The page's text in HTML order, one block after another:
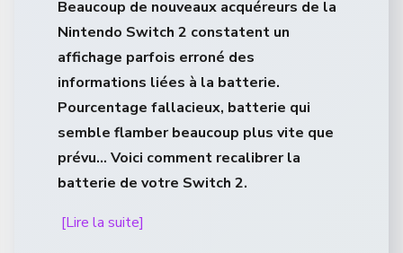
Beaucoup de nouveaux acquéreurs de la
Nintendo Switch 2 constatent un
affichage parfois erroné des
informations liées à la batterie.
Pourcentage fallacieux, batterie qui
semble flamber beaucoup plus vite que
prévu… Voici comment recalibrer la
batterie de votre Switch 2.
[Lire la suite]